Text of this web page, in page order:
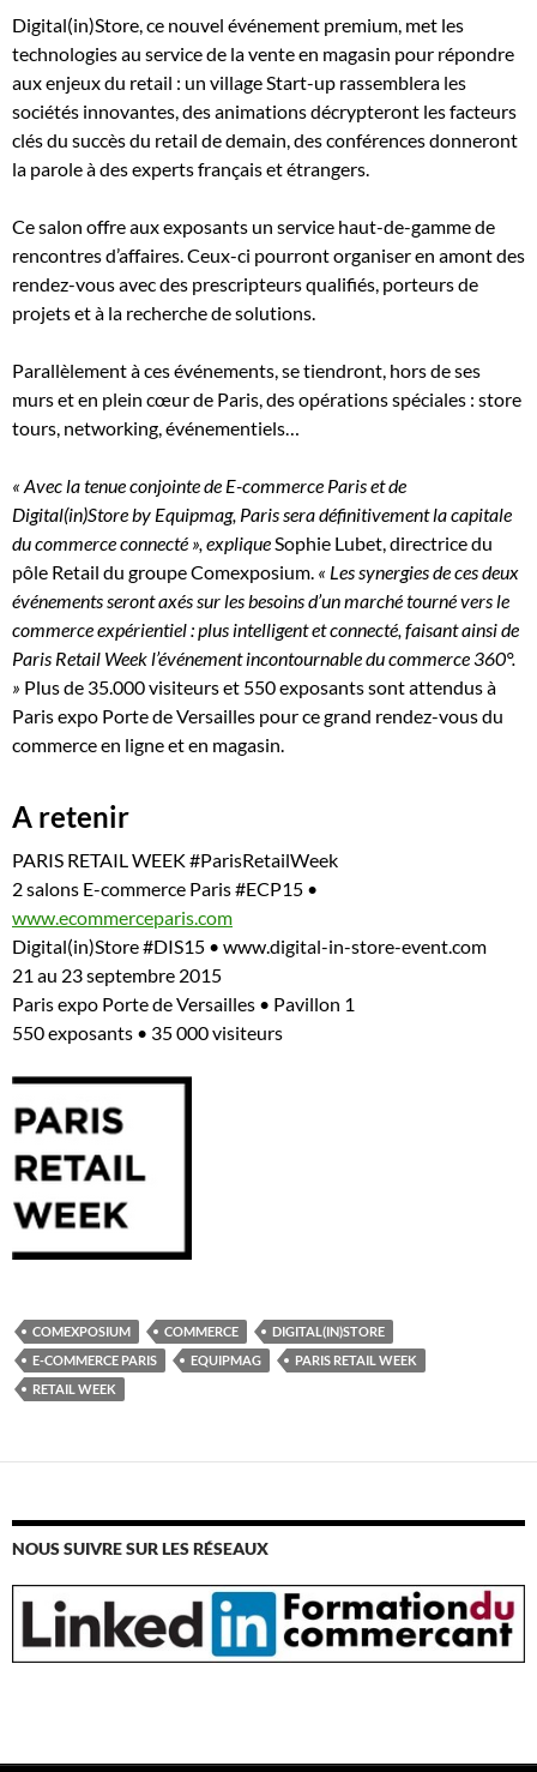
Digital(in)Store, ce nouvel événement premium, met les
technologies au service de la vente en magasin pour répondre
aux enjeux du retail : un village Start-up rassemblera les
sociétés innovantes, des animations décrypteront les facteurs
clés du succès du retail de demain, des conférences donneront
la parole à des experts français et étrangers.
Ce salon offre aux exposants un service haut-de-gamme de
rencontres d’affaires. Ceux-ci pourront organiser en amont des
rendez-vous avec des prescripteurs qualifiés, porteurs de
projets et à la recherche de solutions.
Parallèlement à ces événements, se tiendront, hors de ses
murs et en plein cœur de Paris, des opérations spéciales : store
tours, networking, événementiels…
« Avec la tenue conjointe de E-commerce Paris et de
Digital(in)Store by Equipmag, Paris sera définitivement la capitale
du commerce connecté », expliqueSophie Lubet, directrice du
pôle Retail du groupe Comexposium. « Les synergies de ces deux
événements seront axés sur les besoins d’un marché tourné vers le
commerce expérientiel : plus intelligent et connecté, faisant ainsi de
Paris Retail Week l’événement incontournable du commerce 360°.
» Plus de 35.000 visiteurs et 550 exposants sont attendus à
Paris expo Porte de Versailles pour ce grand rendez-vous du
commerce en ligne et en magasin.
A retenir
PARIS RETAIL WEEK #ParisRetailWeek
2 salons E-commerce Paris #ECP15 •
www.ecommerceparis.com
Digital(in)Store #DIS15 • www.digital-in-store-event.com
21 au 23 septembre 2015
Paris expo Porte de Versailles • Pavillon 1
550 exposants • 35 000 visiteurs
COMEXPOSIUM COMMERCE
DIGITAL(IN)STORE
E-COMMERCE PARIS
EQUIPMAG
PARIS RETAIL WEEK
RETAIL WEEK
NOUS SUIVRE SUR LES RÉSEAUX